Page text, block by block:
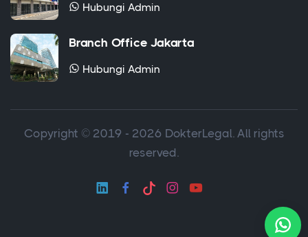
Hubungi Admin
Branch Office Jakarta
Hubungi Admin
Copyright © 2019 - 2026 DokterLegal. All rights
reserved.